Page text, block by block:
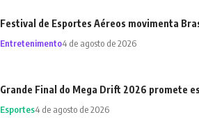
Festival de Esportes Aéreos movimenta
Entretenimento4 de agosto de 2026
Grande Final do Mega Drift 2026 promete
Esportes4 de agosto de 2026